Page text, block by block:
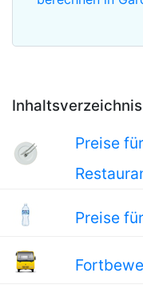
Inhaltsverzeichnis
Preise
Preise